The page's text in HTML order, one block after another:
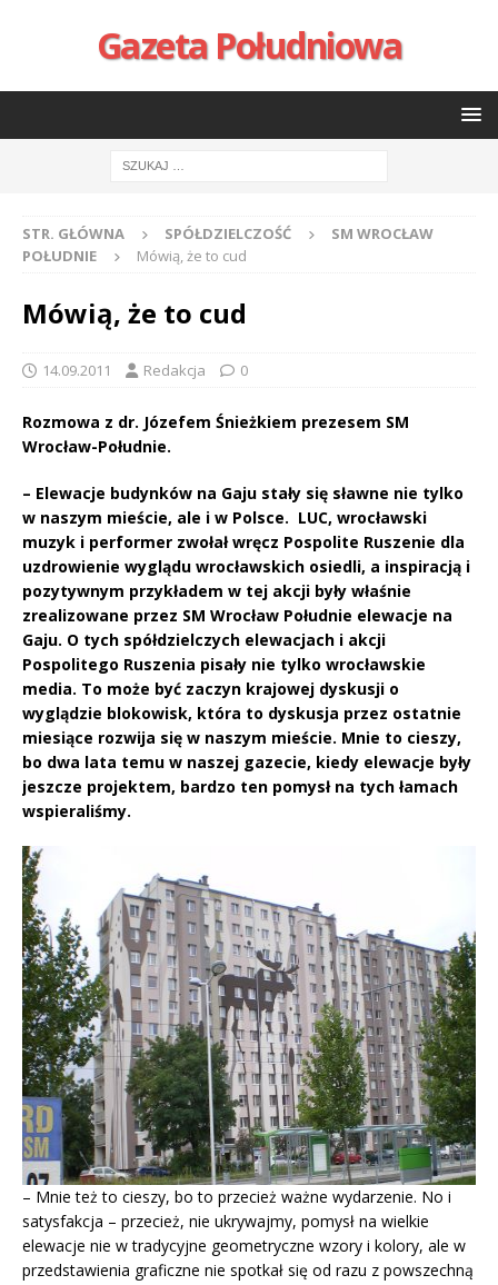
Gazeta Południowa
STR. GŁÓWNA SPÓŁDZIELCZOŚĆ
SM WROCŁAW
POŁUDNIE
Mówią, że to cud
Mówią, że to cud
14.09.2011 Redakcja 0
Rozmowa z dr. Józefem Śnieżkiem prezesem SM
Wrocław-Południe.
– Elewacje budynków na Gaju stały się sławne nie tylko
w naszym mieście, ale i w Polsce. LUC, wrocławski
muzyk i performer zwołał wręcz Pospolite Ruszenie dla
uzdrowienie wyglądu wrocławskich osiedli, a inspiracją i
pozytywnym przykładem w tej akcji były właśnie
zrealizowane przez SM Wrocław Południe elewacje na
Gaju. O tych spółdzielczych elewacjach i akcji
Pospolitego Ruszenia pisały nie tylko wrocławskie
media. To może być zaczyn krajowej dyskusji o
wyglądzie blokowisk, która to dyskusja przez ostatnie
miesiące rozwija się w naszym mieście. Mnie to cieszy,
bo dwa lata temu w naszej gazecie, kiedy elewacje były
jeszcze projektem, bardzo ten pomysł na tych łamach
wspieraliśmy.
– Mnie też to cieszy, bo to przecież ważne wydarzenie. No i
satysfakcja – przecież, nie ukrywajmy, pomysł na wielkie
elewacje nie w tradycyjne geometryczne wzory i kolory, ale w
przedstawienia graficzne nie spotkał się od razu z powszechną